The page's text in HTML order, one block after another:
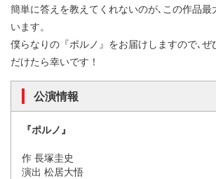
簡単に答えを教えてくれないのが､この作品最
います。
僕らなりの『ポルノ』をお届けしますので､ぜ
だけたら幸いです！
公演情報
『ポルノ』
作 長塚圭史
演出 松居大悟